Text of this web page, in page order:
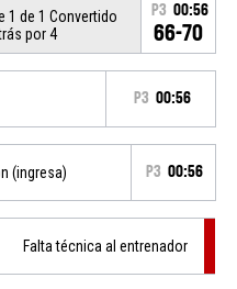
1 de 1 Convertido
por 4
P3 00:56
66-70
P3 00:56
(ingresa) P3 00:56
Falta técnica al entrenador